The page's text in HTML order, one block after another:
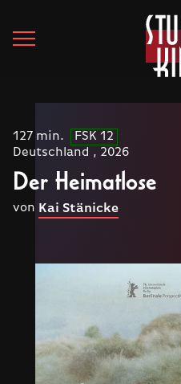
127 min.
FSK 12
Deutschland , 2026
Der Heimatlose
von Kai Stänicke